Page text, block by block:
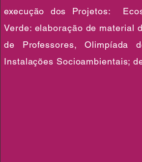
execução dos Projetos:
Verde: elaboração de material
de Professores, Olimpíada
Instalações Socioambientais;